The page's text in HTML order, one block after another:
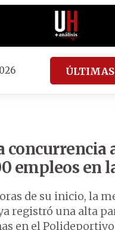
concurrencia
empleos en
de su inicio, la
registró una alta
en el